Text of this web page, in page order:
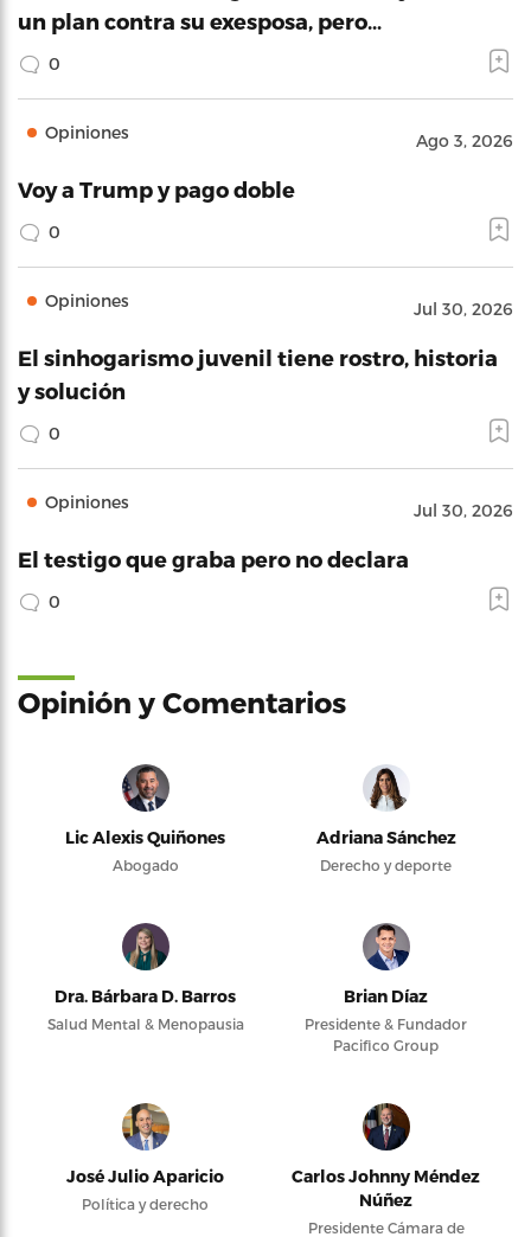
un plan contra su exesposa, pero…
0
Opiniones Ago 3, 2026
Voy a Trump y pago doble
0
Opiniones Jul 30, 2026
El sinhogarismo juvenil tiene rostro, historia
y solución
0
Opiniones Jul 30, 2026
El testigo que graba pero no declara
0
Opinión y Comentarios
Lic Alexis Quiñones
Abogado
Adriana Sánchez
Derecho y deporte
Dra. Bárbara D. Barros
Salud Mental & Menopausia
Brian Díaz
Presidente & Fundador
Pacifico Group
José Julio Aparicio
Política y derecho
Carlos Johnny Méndez
Núñez
Presidente Cámara de